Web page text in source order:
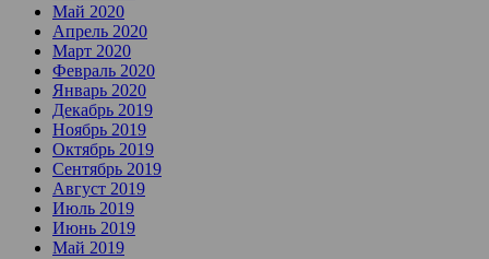
Май 2020
Апрель 2020
Март 2020
Февраль 2020
Январь 2020
Декабрь 2019
Ноябрь 2019
Октябрь 2019
Сентябрь 2019
Август 2019
Июль 2019
Июнь 2019
Май 2019